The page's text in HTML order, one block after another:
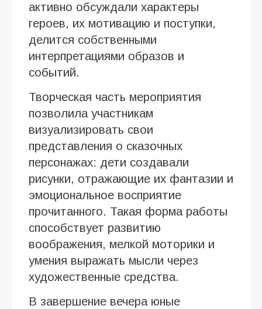
активно обсуждали характеры
героев, их мотивацию и поступки,
делится собственными
интерпретациями образов и
событий.
Творческая часть мероприятия
позволила участникам
визуализировать свои
представления о сказочных
персонажах: дети создавали
рисунки, отражающие их фантазии и
эмоциональное восприятие
прочитанного. Такая форма работы
способствует развитию
воображения, мелкой моторики и
умения выражать мысли через
художественные средства.
В завершение вечера юные